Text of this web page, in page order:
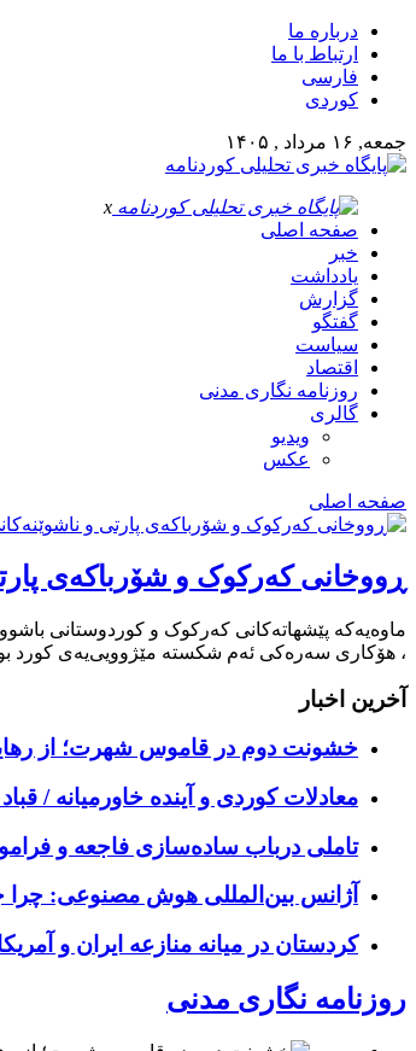
درباره ما
ارتباط با ما
فارسی
کوردی
جمعه, ۱۶ مرداد , ۱۴۰۵
x
صفحه اصلی
خبر
یادداشت
گزارش
گفتگو
سیاست
اقتصاد
روزنامه نگاری مدنی
گالری
ویدیو
عکس
صفحه اصلی
ڕووخانی کەرکوک و شۆرباکەی
ماوەیەکە پێشهاتەکانی کەرکوک و کوردوستانی
، هۆکاری سەرەکی ئەم شکستە مێژوویی‌یەی کورد بوو
آخرین اخبار
خشونت دوم در قاموس شهرت؛ از
معادلات کوردی و آینده خاورمیانه /
تاملی درباب سادەسازی فاجعە و
آژانس بین‌المللی هوش مصنوعی: چرا
کردستان در میانه منازعە ایران و
روزنامه نگاری مدنی